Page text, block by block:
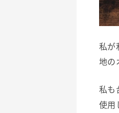
私が
地の
私も
使用